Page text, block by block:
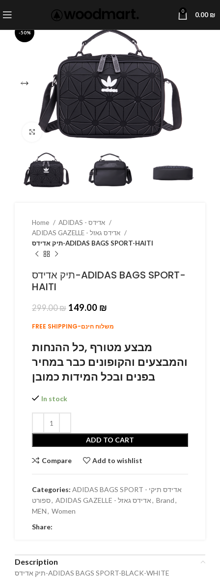
0 0.00 ₪
-50%
Click to enlarge
Home
תיק אדידס-ADIDAS BAGS SPORT-HAITI
תיק אדידס-ADIDAS BAGS SPORT-
HAITI
299.00₪ 149.00 ₪
FREE SHIPPING-משלוח חינם
מבצע מטורף ,כל ההנחות
והמבצעים והקופונים כבר במחיר
בפנים ובכל המידות כמובן
In stock
ADD TO CART
Compare Add to wishlist
Categories: ADIDAS BAGS SPORT - אדידס תיקי
ספורט, ADIDAS GAZELLE - אדידס גאזל, Brand,
MEN, Women
Share:
Description
תיק אדידס-ADIDAS BAGS SPORT-BLACK-WHITE